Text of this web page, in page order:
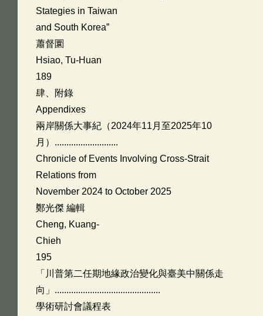
Stategies in Taiwan
and South Korea”
蕭督圜
Hsiao, Tu-Huan
189
肆、附錄
Appendixes
兩岸關係大事紀（2024年11月至2025年10
月）...........................
Chronicle of Events Involving Cross-Strait
Relations from
November 2024 to October 2025
鄭光傑 編輯
Cheng, Kuang-
Chieh
195
「川普第二任期地緣政治變化與臺美中關係走
向」.............................................
學術研討會議程表